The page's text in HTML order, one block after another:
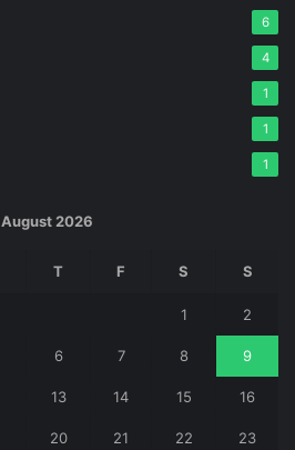
6
4
1
1
1
August 2026
T F S S
1 2
6 7 8 9
13 14 15 16
20 21 22 23